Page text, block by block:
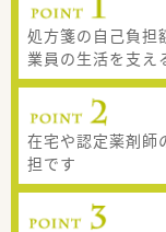
処方箋の自己負担
業員の生活を支え
在宅や認定薬剤師
担です